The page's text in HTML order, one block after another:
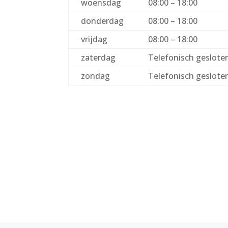
woensdag
08:00 – 18:00
donderdag
08:00 – 18:00
vrijdag
08:00 – 18:00
zaterdag
Telefonisch
zondag
Telefonisch